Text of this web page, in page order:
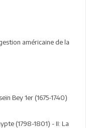
américaine de la
Bey 1er (1675-1740)
(1798-1801) - II: La